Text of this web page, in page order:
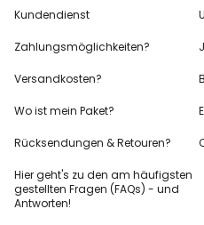
Kundendienst
Zahlungsmöglichkeiten?
Versandkosten?
Wo ist mein Paket?
Rücksendungen & Retouren?
Hier geht's zu den am häufigsten
gestellten Fragen (FAQs) - und
Antworten!